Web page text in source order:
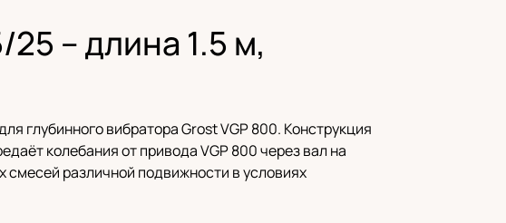
– длина 1.5 м,
глубинного вибратора Grost VGP 800. Конструкция
колебания от привода VGP 800 через вал на
смесей различной подвижности в условиях